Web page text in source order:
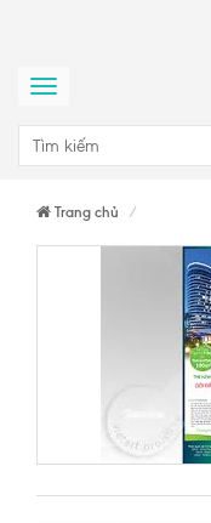
Menu
Trang chủ